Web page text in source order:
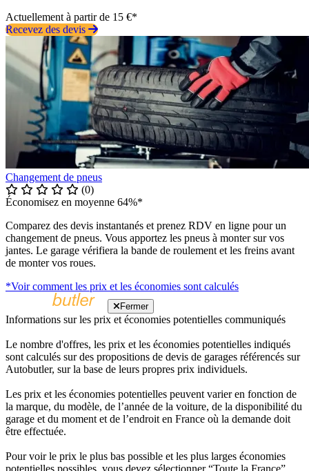
Actuellement à partir de 15 €*
Recevez des devis
Changement de pneus
(0)
Économisez en moyenne 64%*
Comparez des devis instantanés et prenez RDV en ligne pour un
changement de pneus. Vous apportez les pneus à monter sur vos
jantes. Le garage vérifiera la bande de roulement et les freins avant
de monter vos roues.
*Voir comment les prix et les économies sont calculés
Fermer
Informations sur les prix et économies potentielles communiqués
Le nombre d'offres, les prix et les économies potentielles indiqués
sont calculés sur des propositions de devis de garages référencés sur
Autobutler, sur la base de leurs propres prix individuels.
Les prix et les économies potentielles peuvent varier en fonction de
la marque, du modèle, de l’année de la voiture, de la disponibilité du
garage et du moment et de l’endroit en France où la demande doit
être effectuée.
Pour voir le prix le plus bas possible et les plus larges économies
potentielles possibles, vous devez sélectionner “Toute la France”